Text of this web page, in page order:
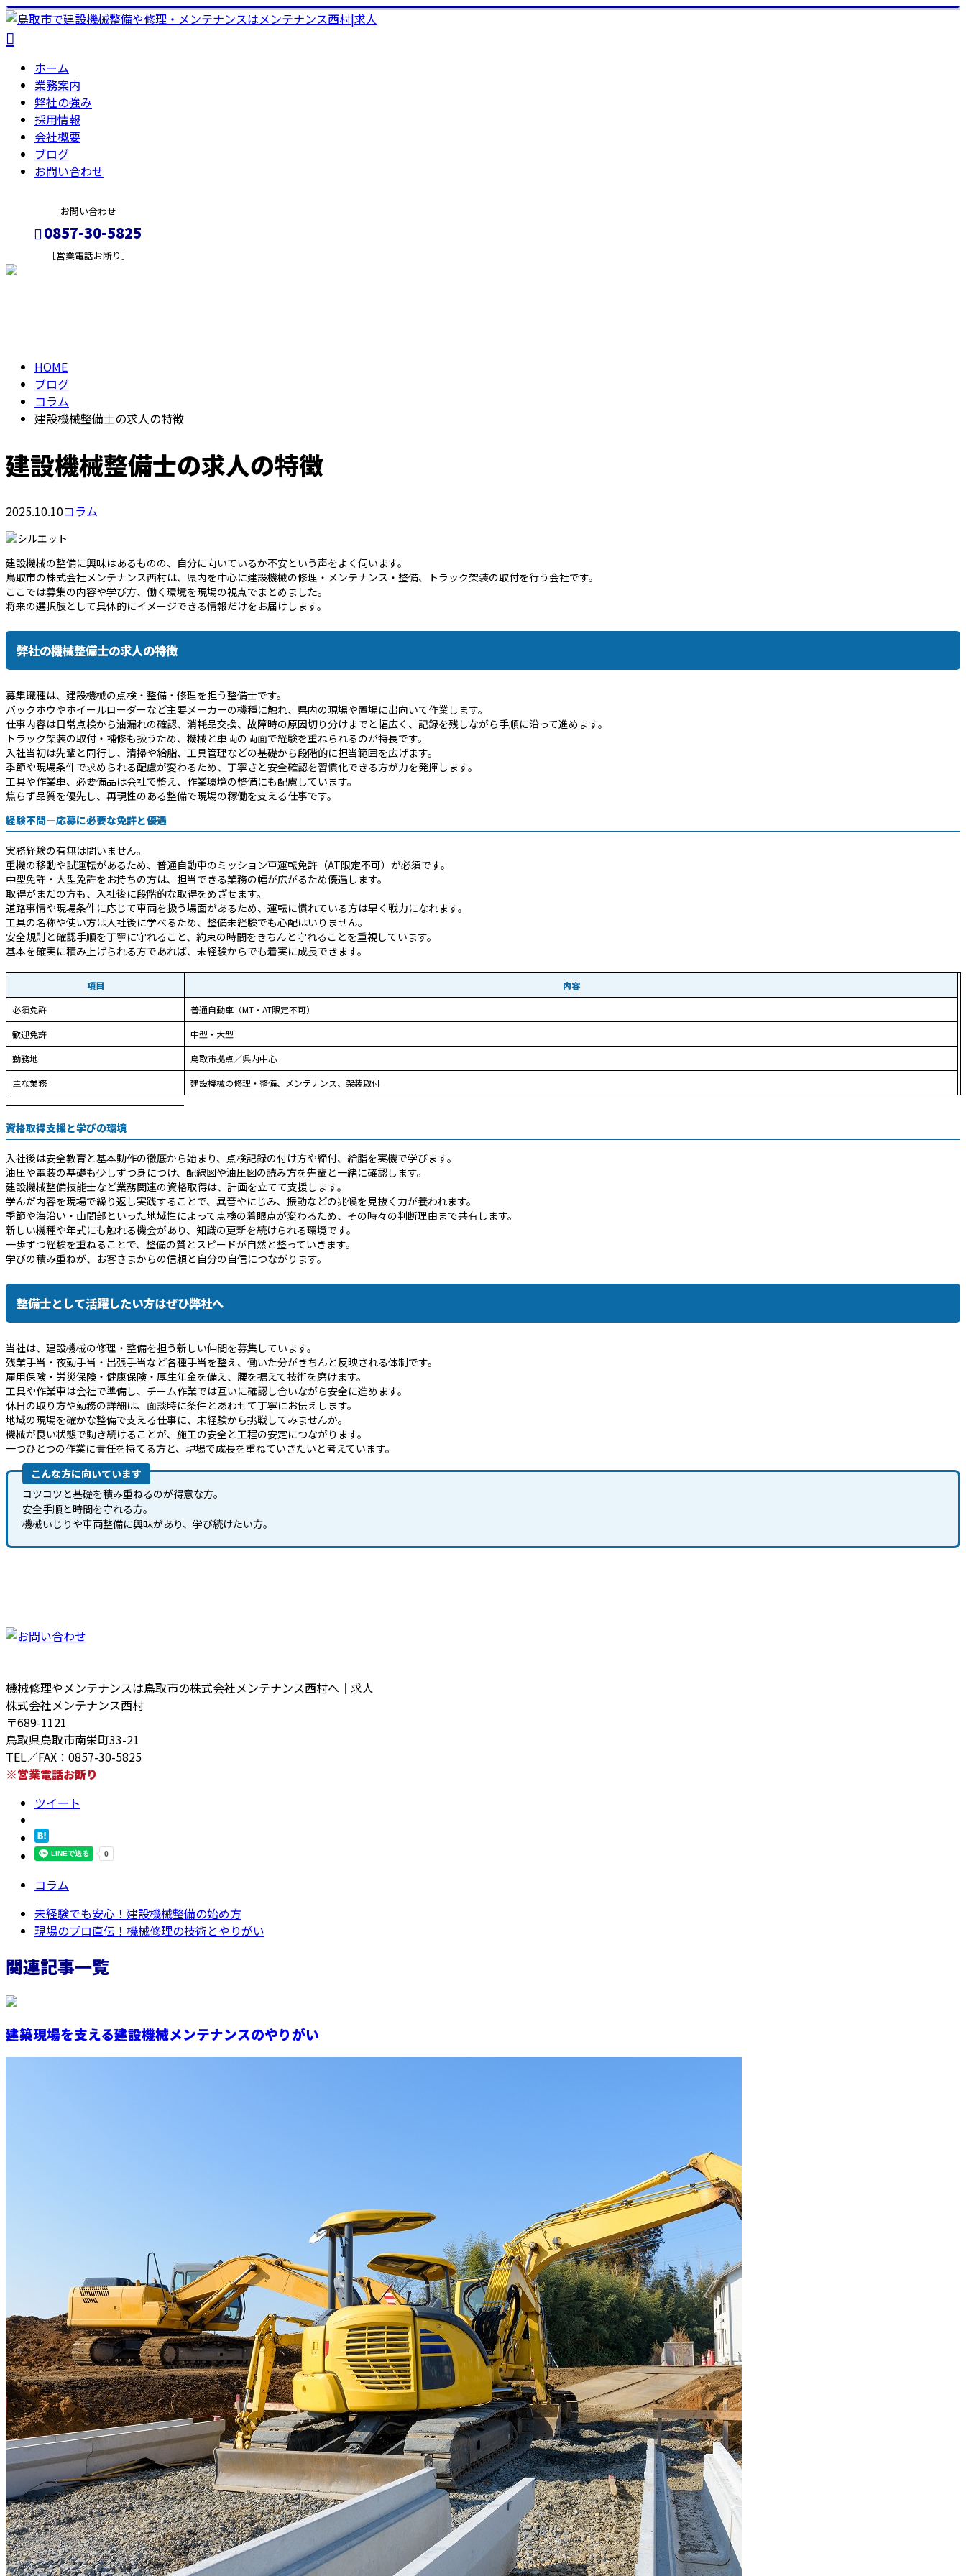
ホーム
業務案内
弊社の強み
採用情報
会社概要
ブログ
お問い合わせ
お問い合わせ
0857-30-5825
［営業電話お断り］
HOME
ブログ
コラム
建設機械整備士の求人の特徴
建設機械整備士の求人の特徴
2025.10.10コラム
建設機械の整備に興味はあるものの、自分に向いているか不安という声をよく伺います。
鳥取市の株式会社メンテナンス西村は、県内を中心に建設機械の修理・メンテナンス・整備、トラック架装の取付を行う会社です。
ここでは募集の内容や学び方、働く環境を現場の視点でまとめました。
将来の選択肢として具体的にイメージできる情報だけをお届けします。
弊社の機械整備士の求人の特徴
募集職種は、建設機械の点検・整備・修理を担う整備士です。
バックホウやホイールローダーなど主要メーカーの機種に触れ、県内の現場や置場に出向いて作業します。
仕事内容は日常点検から油漏れの確認、消耗品交換、故障時の原因切り分けまでと幅広く、記録を残しながら手順に沿って進めます。
トラック架装の取付・補修も扱うため、機械と車両の両面で経験を重ねられるのが特長です。
入社当初は先輩と同行し、清掃や給脂、工具管理などの基礎から段階的に担当範囲を広げます。
季節や現場条件で求められる配慮が変わるため、丁寧さと安全確認を習慣化できる方が力を発揮します。
工具や作業車、必要備品は会社で整え、作業環境の整備にも配慮しています。
焦らず品質を優先し、再現性のある整備で現場の稼働を支える仕事です。
経験不問―応募に必要な免許と優遇
実務経験の有無は問いません。
重機の移動や試運転があるため、普通自動車のミッション車運転免許（AT限定不可）が必須です。
中型免許・大型免許をお持ちの方は、担当できる業務の幅が広がるため優遇します。
取得がまだの方も、入社後に段階的な取得をめざせます。
道路事情や現場条件に応じて車両を扱う場面があるため、運転に慣れている方は早く戦力になれます。
工具の名称や使い方は入社後に学べるため、整備未経験でも心配はいりません。
安全規則と確認手順を丁寧に守れること、約束の時間をきちんと守れることを重視しています。
基本を確実に積み上げられる方であれば、未経験からでも着実に成長できます。
項目
内容
必須免許
普通自動車（MT・AT限定不可）
歓迎免許
中型・大型
勤務地
鳥取市拠点／県内中心
主な業務
建設機械の修理・整備、メンテナンス、架装取付
資格取得支援と学びの環境
入社後は安全教育と基本動作の徹底から始まり、点検記録の付け方や締付、給脂を実機で学びます。
油圧や電装の基礎も少しずつ身につけ、配線図や油圧図の読み方を先輩と一緒に確認します。
建設機械整備技能士など業務関連の資格取得は、計画を立てて支援します。
学んだ内容を現場で繰り返し実践することで、異音やにじみ、振動などの兆候を見抜く力が養われます。
季節や海沿い・山間部といった地域性によって点検の着眼点が変わるため、その時々の判断理由まで共有します。
新しい機種や年式にも触れる機会があり、知識の更新を続けられる環境です。
一歩ずつ経験を重ねることで、整備の質とスピードが自然と整っていきます。
学びの積み重ねが、お客さまからの信頼と自分の自信につながります。
整備士として活躍したい方はぜひ弊社へ
当社は、建設機械の修理・整備を担う新しい仲間を募集しています。
残業手当・夜勤手当・出張手当など各種手当を整え、働いた分がきちんと反映される体制です。
雇用保険・労災保険・健康保険・厚生年金を備え、腰を据えて技術を磨けます。
工具や作業車は会社で準備し、チーム作業では互いに確認し合いながら安全に進めます。
休日の取り方や勤務の詳細は、面談時に条件とあわせて丁寧にお伝えします。
地域の現場を確かな整備で支える仕事に、未経験から挑戦してみませんか。
機械が良い状態で動き続けることが、施工の安全と工程の安定につながります。
一つひとつの作業に責任を持てる方と、現場で成長を重ねていきたいと考えています。
こんな方に向いています
コツコツと基礎を積み重ねるのが得意な方。
安全手順と時間を守れる方。
機械いじりや車両整備に興味があり、学び続けたい方。
機械修理やメンテナンスは鳥取市の株式会社メンテナンス西村へ｜求人
株式会社メンテナンス西村
〒689-1121
鳥取県鳥取市南栄町33-21
TEL／FAX：0857-30-5825
※営業電話お断り
ツイート
コラム
未経験でも安心！建設機械整備の始め方
現場のプロ直伝！機械修理の技術とやりがい
関連記事一覧
建築現場を支える建設機械メンテナンスのやりがい